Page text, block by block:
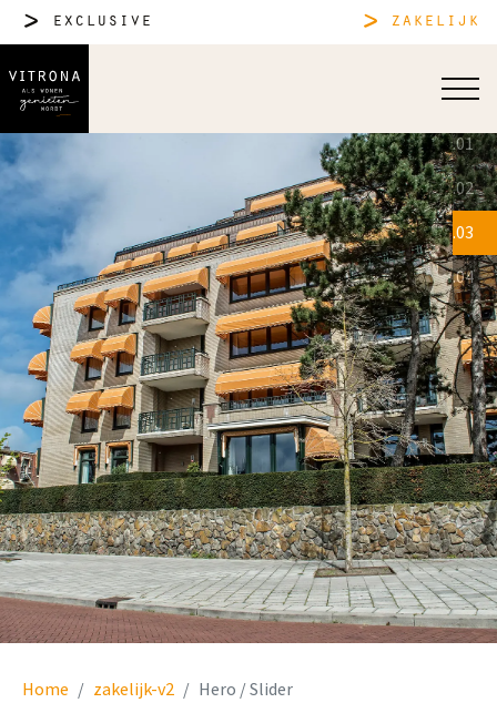
exclusive zakelijk
bekleden van markiezen bij
appartementencomplex catsheuvel
bekijk project
.01
.02
.03
.04
Home zakelijk-v2 Hero / Slider